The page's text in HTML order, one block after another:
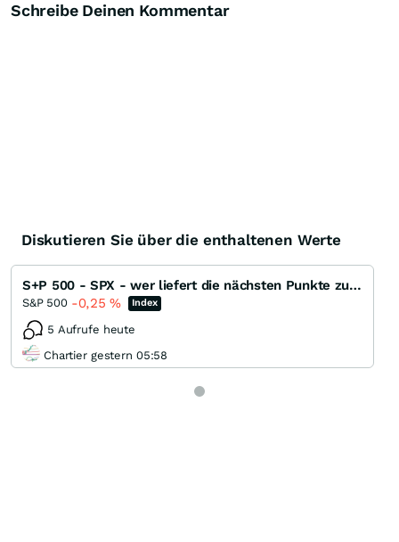
Schreibe Deinen Kommentar
Diskutieren Sie über die enthaltenen Werte
S+P 500 - SPX - wer liefert die nächsten Punkte zum ATH ?
S&P 500 -0,25% Index
5 Aufrufe heute
Chartier gestern 05:58